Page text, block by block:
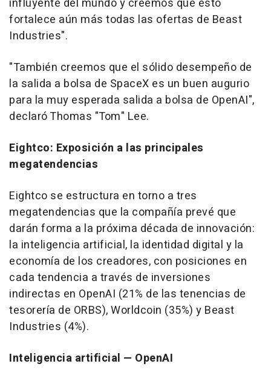
influyente del mundo y creemos que esto
fortalece aún más todas las ofertas de Beast
Industries".
"También creemos que el sólido desempeño de
la salida a bolsa de SpaceX es un buen augurio
para la muy esperada salida a bolsa de OpenAI",
declaró Thomas "Tom" Lee.
Eightco: Exposición a las principales
megatendencias
Eightco se estructura en torno a tres
megatendencias que la compañía prevé que
darán forma a la próxima década de innovación:
la inteligencia artificial, la identidad digital y la
economía de los creadores, con posiciones en
cada tendencia a través de inversiones
indirectas en OpenAI (21% de las tenencias de
tesorería de ORBS), Worldcoin (35%) y Beast
Industries (4%).
Inteligencia artificial — OpenAI